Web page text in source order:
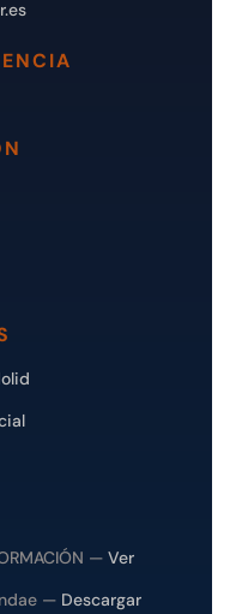
— Ver
— Descargar